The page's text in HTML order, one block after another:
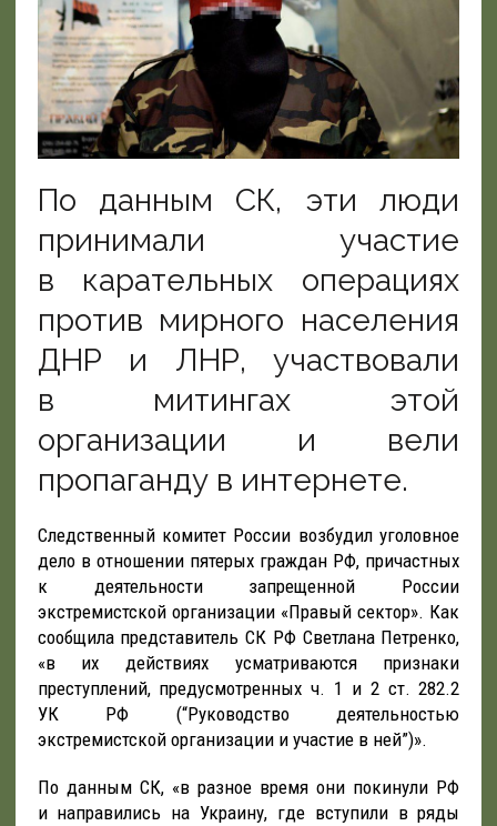
По данным СК, эти люди
принимали участие
в карательных операциях
против мирного населения
ДНР и ЛНР, участвовали
в митингах этой
организации и вели
пропаганду в интернете.
Следственный комитет России возбудил уголовное
дело в отношении пятерых граждан РФ, причастных
к деятельности запрещенной России
экстремистской организации «Правый сектор». Как
сообщила представитель СК РФ Светлана Петренко,
«в их действиях усматриваются признаки
преступлений, предусмотренных ч. 1 и 2 ст. 282.2
УК РФ (“Руководство деятельностью
экстремистской организации и участие в ней”)».
По данным СК, «в разное время они покинули РФ
и направились на Украину, где вступили в ряды